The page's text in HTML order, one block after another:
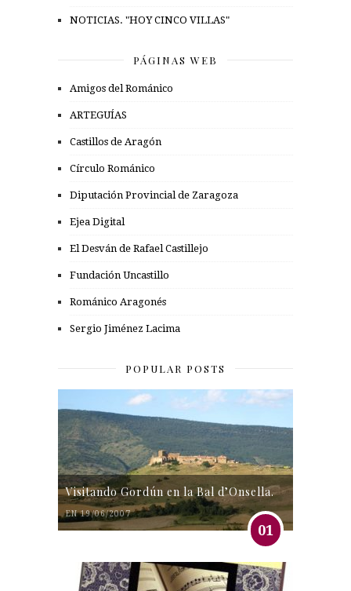
NOTICIAS. "HOY CINCO VILLAS"
PÁGINAS WEB
Amigos del Románico
ARTEGUÍAS
Castillos de Aragón
Círculo Románico
Diputación Provincial de Zaragoza
Ejea Digital
El Desván de Rafael Castillejo
Fundación Uncastillo
Románico Aragonés
Sergio Jiménez Lacima
POPULAR POSTS
Visitando Gordún en la Bal d’Onsella.
EN 19/06/2007
01